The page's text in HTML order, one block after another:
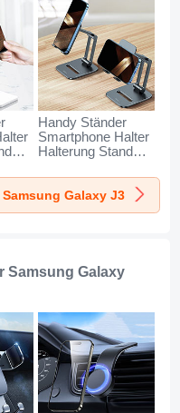
Handy Ständer
Smartphone Halter
Halterung Stand
Samsung Galaxy
J3 Schwarz
Galaxy J3
Samsung Galaxy